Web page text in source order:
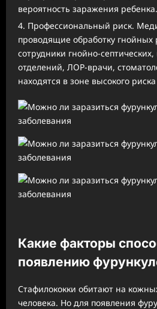
вероятность заражения ребенка.
Профессиональный риск.
проводящие обработку гнойных
сотрудники гнойно-
отделений, ЛОР-врачи,
находятся в зоне высокого
Какие факторы
появлению
Стафилококки обитают на
человека. Но для появления